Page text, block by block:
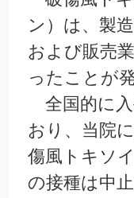
ン）は、製
および販売
ったことが
全国的に入
おり、当院
傷風トキソ
の接種は中